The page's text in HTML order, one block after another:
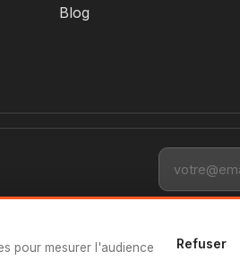
pour mesurer l'audience
Refuser
Blog